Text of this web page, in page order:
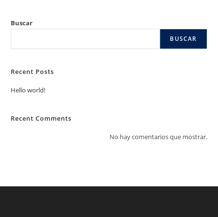
Buscar
BUSCAR
Recent Posts
Hello world!
Recent Comments
No hay comentarios que mostrar.